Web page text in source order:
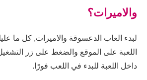
والاميرات؟
لبدء العاب الدعسوقة والاميرات, كل ما
اللعبة على الموقع والضغط على زر
داخل اللعبة للبدء في اللعب فورًا.